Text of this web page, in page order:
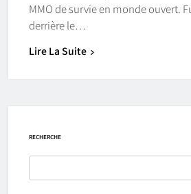
MMO de survie en monde ouvert.
derrière le…
Lire La Suite
RECHERCHE